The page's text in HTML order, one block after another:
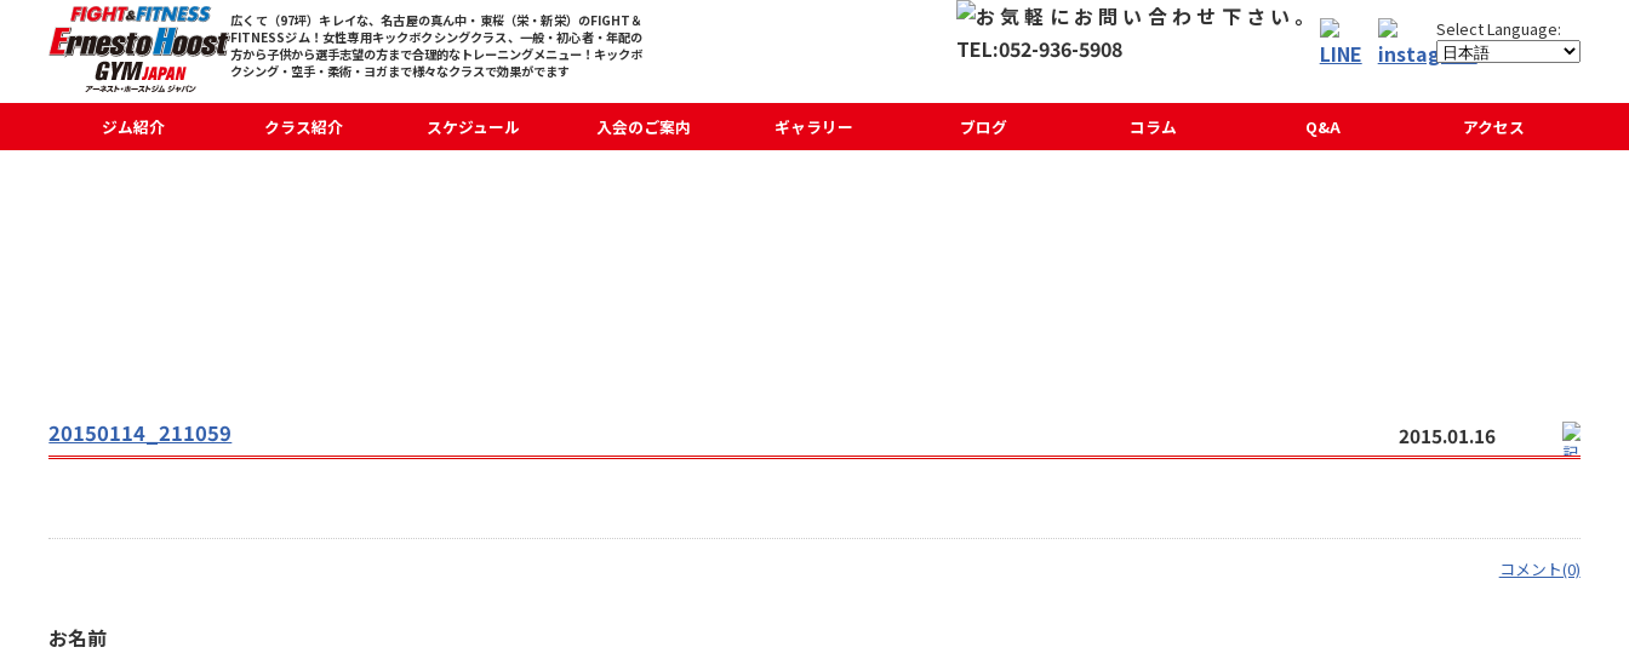
広くて（97坪）キレイな、名古屋の真ん中・東桜（栄・新栄）のFIGHT＆
FITNESSジム！女性専用キックボクシングクラス、一般・初心者・年配の
方から子供から選手志望の方まで合理的なトレーニングメニュー！キックボ
クシング・空手・柔術・ヨガまで様々なクラスで効果がでます
ジム紹介 クラス紹介 スケジュール 入会のご案内 ギャラリー ブログ コラム Q&A アクセス
20150114_211059 2015.01.16
コメント(0)
お名前